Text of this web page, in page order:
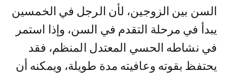
السن بين الزوجين، لأن الرجل في الخمسين
يبدأ في مرحلة التقدم في السن، وإذا استمر
في نشاطه الحسي المعتدل المنظم، فقد
يحتفظ بقوته وعافيته مدة طويلة، ويمكنه أن